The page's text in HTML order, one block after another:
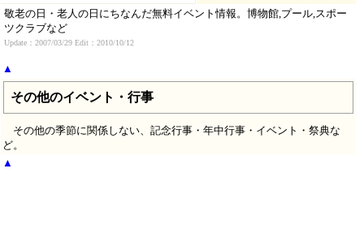
敬老の日・老人の日にちなんだ無料イベント情報。博物館,プール,スポー
ツクラブなど
Update：2007/03/29 Edit：2010/10/12
▲
その他のイベント・行事
その他の季節に関係しない、記念行事・年中行事・イベント・祭典な
ど。
▲